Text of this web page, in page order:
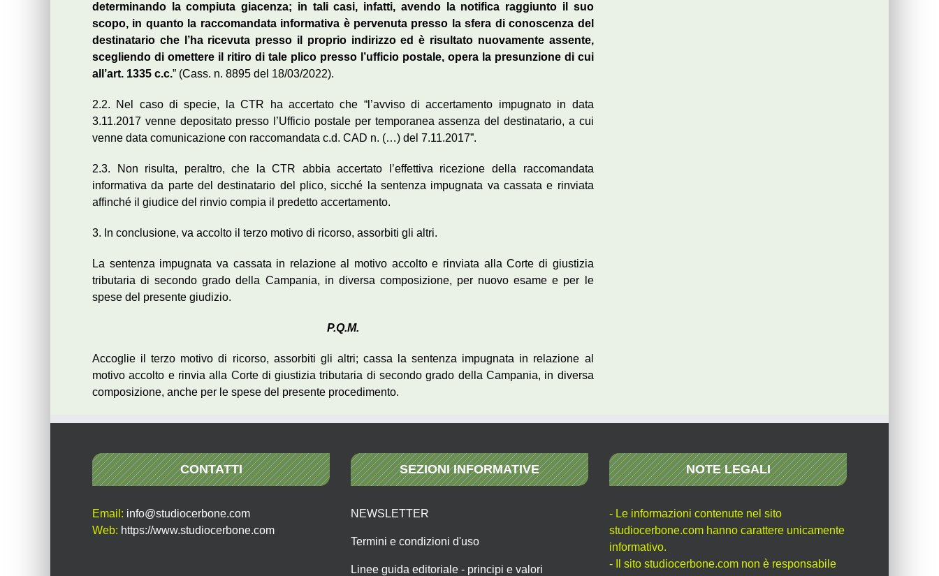
determinando la compiuta giacenza; in tali casi, infatti, avendo la notifica raggiunto il suo
scopo, in quanto la raccomandata informativa è pervenuta presso la sfera di conoscenza del
destinatario che l’ha ricevuta presso il proprio indirizzo ed è risultato nuovamente assente,
scegliendo di omettere il ritiro di tale plico presso l’ufficio postale, opera la presunzione di cui
all’art. 1335 c.c.” (Cass. n. 8895 del 18/03/2022).
2.2. Nel caso di specie, la CTR ha accertato che “l’avviso di accertamento impugnato in data
3.11.2017 venne depositato presso l’Ufficio postale per temporanea assenza del destinatario, a cui
venne data comunicazione con raccomandata c.d. CAD n. (…) del 7.11.2017”.
2.3. Non risulta, peraltro, che la CTR abbia accertato l’effettiva ricezione della raccomandata
informativa da parte del destinatario del plico, sicché la sentenza impugnata va cassata e rinviata
affinché il giudice del rinvio compia il predetto accertamento.
3. In conclusione, va accolto il terzo motivo di ricorso, assorbiti gli altri.
La sentenza impugnata va cassata in relazione al motivo accolto e rinviata alla Corte di giustizia
tributaria di secondo grado della Campania, in diversa composizione, per nuovo esame e per le
spese del presente giudizio.
P.Q.M.
Accoglie il terzo motivo di ricorso, assorbiti gli altri; cassa la sentenza impugnata in relazione al
motivo accolto e rinvia alla Corte di giustizia tributaria di secondo grado della Campania, in diversa
composizione, anche per le spese del presente procedimento.
CONTATTI
Email: info@studiocerbone.com
Web: https://www.studiocerbone.com
SEZIONI INFORMATIVE
NEWSLETTER
Termini e condizioni d'uso
Linee guida editoriale - principi e valori
NOTE LEGALI
- Le informazioni contenute nel sito
studiocerbone.com hanno carattere unicamente
informativo.
- Il sito studiocerbone.com non è responsabile